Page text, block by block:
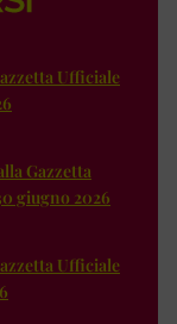
Ufficiale
Gazzetta
giugno 2026
Ufficiale